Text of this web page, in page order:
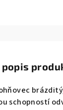
schopností